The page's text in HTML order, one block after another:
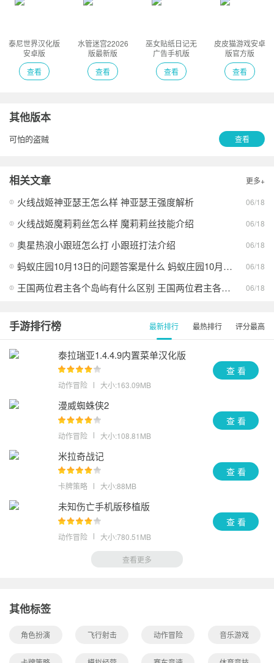
泰尼世界汉化版
安卓版
查看
水管迷宫22026
版最新版
查看
巫女贴纸日记无
广告手机版
查看
皮皮猫游戏安卓
版官方版
查看
其他版本
可怕的盗贼 查看
相关文章 更多+
火线战姬神亚瑟王怎么样 神亚瑟王强度解析 06/18
火线战姬魔莉莉丝怎么样 魔莉莉丝技能介绍 06/18
奥星热浪小跟班怎么打 小跟班打法介绍 06/18
蚂蚁庄园10月13日的问题答案是什么 蚂蚁庄园10月13日答案最新分享 06/18
王国两位君主各个岛屿有什么区别 王国两位君主各个岛屿的异同 06/18
手游排行榜 最新排行 最热排行 评分最高
泰拉瑞亚1.4.4.9内置菜单汉化版
动作冒险 大小:163.09MB
查 看
漫威蜘蛛侠2
动作冒险 大小:108.81MB
查 看
米拉奇战记
卡牌策略 大小:88MB
查 看
未知伤亡手机版移植版
动作冒险 大小:780.51MB
查 看
查看更多
其他标签
角色扮演 飞行射击 动作冒险 音乐游戏